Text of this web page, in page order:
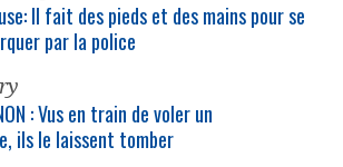
Il fait des pieds et des mains pour se
par la police
: Vus en train de voler un
ils le laissent tomber